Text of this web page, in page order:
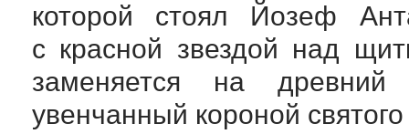
которой стоял Йозеф
с красной звездой над
заменяется на древний
увенчанный короной